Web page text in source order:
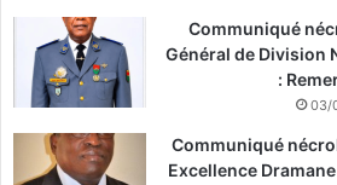
Communiqué
Général de Division
:
03/
Communiqué
Excellence